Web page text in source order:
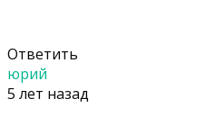
Ответить
юрий
5 лет назад